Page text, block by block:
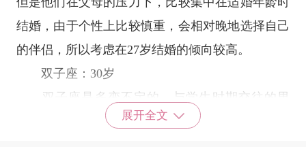
结婚，由于个性上比较慎重，会相对晚地选择自己
的伴侣，所以考虑在27岁结婚的倾向较高。
双子座 ：30岁
双子座
是多变不定的，与学生时期交往的男
友，无法很早步入婚姻殿堂，年少轻狂的双子座一
展开全文